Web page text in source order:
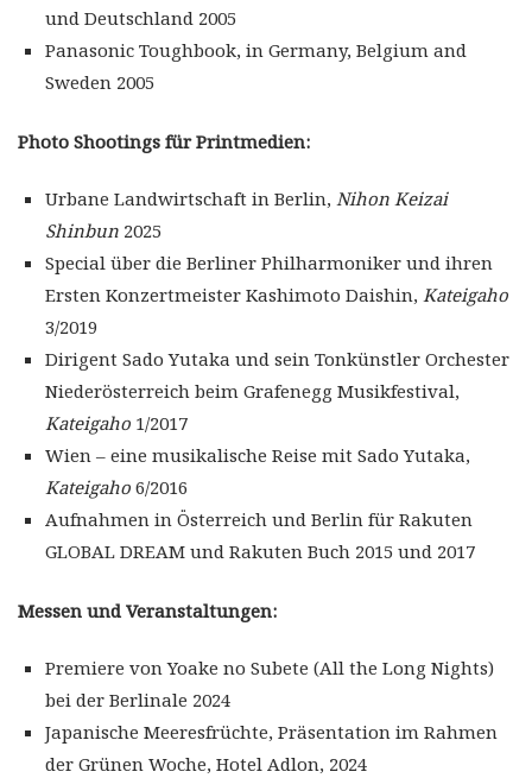
und Deutschland 2005
Panasonic Toughbook, in Germany, Belgium and
Sweden 2005
Photo Shootings für Printmedien:
Urbane Landwirtschaft in Berlin,Nihon Keizai
Shinbun 2025
Special über die Berliner Philharmoniker und ihren
Ersten Konzertmeister Kashimoto Daishin,Kateigaho
3/2019
Dirigent Sado Yutaka und sein Tonkünstler Orchester
Niederösterreich beim Grafenegg Musikfestival,
Kateigaho 1/2017
Wien – eine musikalische Reise mit Sado Yutaka,
Kateigaho 6/2016
Aufnahmen in Österreich und Berlin für Rakuten
GLOBAL DREAM und Rakuten Buch 2015 und 2017
Messen und Veranstaltungen:
Premiere von Yoake no Subete (All the Long Nights)
bei der Berlinale 2024
Japanische Meeresfrüchte, Präsentation im Rahmen
der Grünen Woche, Hotel Adlon, 2024